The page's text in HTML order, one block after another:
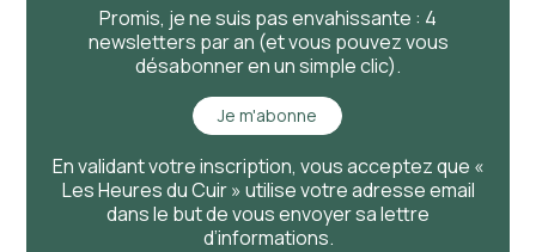
Promis, je ne suis pas envahissante : 4
newsletters par an (et vous pouvez vous
désabonner en un simple clic).
Je m'abonne
En validant votre inscription, vous acceptez que «
Les Heures du Cuir » utilise votre adresse email
dans le but de vous envoyer sa lettre
d’informations.